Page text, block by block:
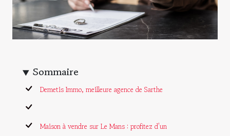
Sommaire
Demetis Immo, meilleure agence de Sarthe
Maison à vendre sur Le Mans : profitez d'un